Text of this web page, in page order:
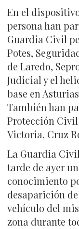
En el
persona han
Guardia Civil
Potes,
de Laredo,
Judicial y el
base en
También han
Protección Civil
Victoria, Cruz
La Guardia
tarde de ayer
conocimiento
desaparición
vehículo del
zona durante